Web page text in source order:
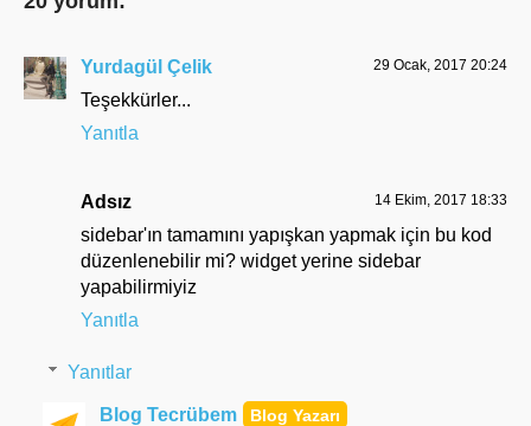
Yurdagül Çelik 29 Ocak, 2017 20:24
Teşekkürler...
Yanıtla
Adsız 14 Ekim, 2017 18:33
sidebar'ın tamamını yapışkan yapmak için bu kod
düzenlenebilir mi? widget yerine sidebar
yapabilirmiyiz
Yanıtla
Yanıtlar
Blog Tecrübem